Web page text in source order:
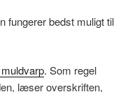
fungerer bedst muligt til
. Som regel
læser overskriften,